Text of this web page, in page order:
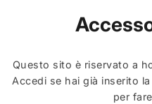
Questo sito è riservato a
Accedi se hai già inserito
per